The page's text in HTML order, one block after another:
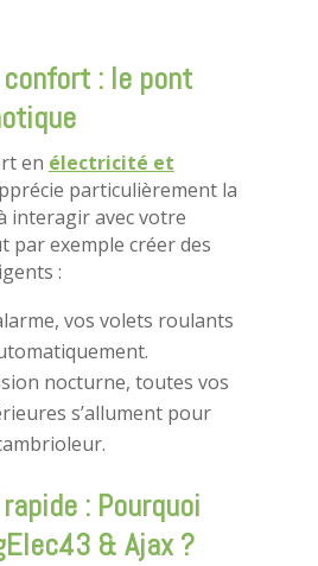
: le pont
en électricité et
particulièrement la
interagir avec votre
par exemple créer des
:
vos volets roulants
nocturne, toutes vos
s’allument pour
: Pourquoi
& Ajax ?